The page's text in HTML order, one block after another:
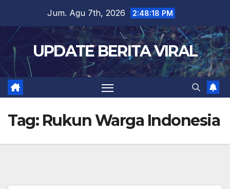
content
Jum. Agu 7th, 2026 2:48:19 PM
UPDATE BERITA VIRAL
Tag: Rukun Warga Indonesia